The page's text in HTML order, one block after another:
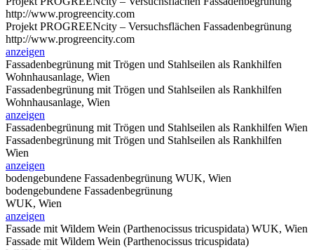
http://www.progreencity.com
Projekt PROGREENcity – Versuchsflächen Fassadenbegrünung
http://www.progreencity.com
anzeigen
Fassadenbegrünung mit Trögen und Stahlseilen als Rankhilfen
Wohnhausanlage, Wien
Fassadenbegrünung mit Trögen und Stahlseilen als Rankhilfen
Wohnhausanlage, Wien
anzeigen
Fassadenbegrünung mit Trögen und Stahlseilen als Rankhilfen Wien
Fassadenbegrünung mit Trögen und Stahlseilen als Rankhilfen
Wien
anzeigen
bodengebundene Fassadenbegrünung WUK, Wien
bodengebundene Fassadenbegrünung
WUK, Wien
anzeigen
Fassade mit Wildem Wein (Parthenocissus tricuspidata) WUK, Wien
Fassade mit Wildem Wein (Parthenocissus tricuspidata)